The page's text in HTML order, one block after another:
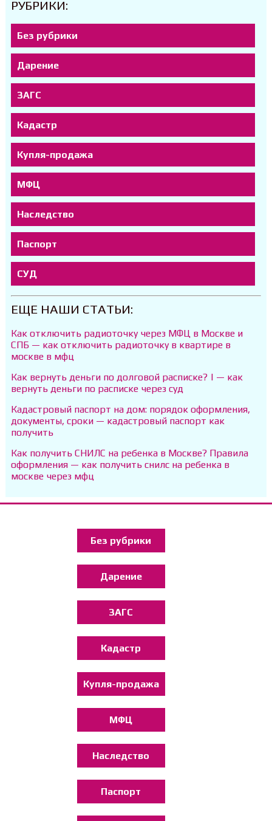
РУБРИКИ:
Без рубрики
Дарение
ЗАГС
Кадастр
Купля-продажа
МФЦ
Наследство
Паспорт
СУД
ЕЩЕ НАШИ СТАТЬИ:
Как отключить радиоточку через МФЦ в Москве и
СПБ — как отключить радиоточку в квартире в
москве в мфц
Как вернуть деньги по долговой расписке? | — как
вернуть деньги по расписке через суд
Кадастровый паспорт на дом: порядок оформления,
документы, сроки — кадастровый паспорт как
получить
Как получить СНИЛС на ребенка в Москве? Правила
оформления — как получить снилс на ребенка в
москве через мфц
Без рубрики
Дарение
ЗАГС
Кадастр
Купля-продажа
МФЦ
Наследство
Паспорт